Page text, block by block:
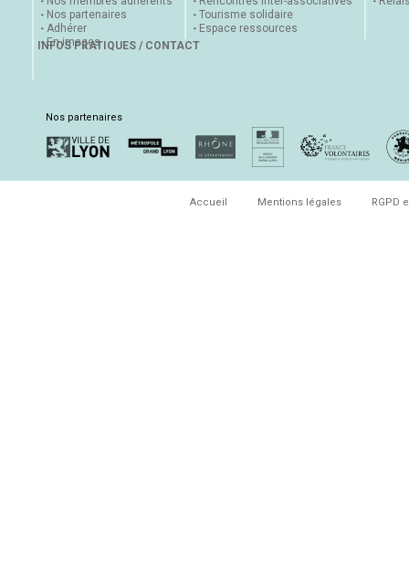
Nos partenaires
Adhérer
En images
Tourisme solidaire
Espace ressources
INFOS PRATIQUES / CONTACT
Nos partenaires
Accueil Mentions légales RGPD